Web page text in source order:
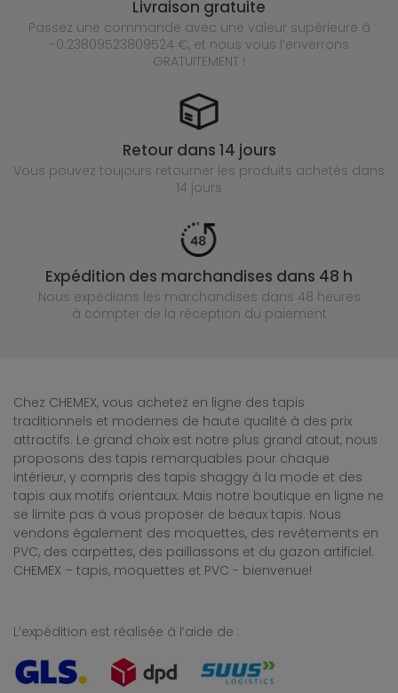
Livraison gratuite
Passez une commande avec une valeur supérieure à
-0.23809523809524 €, et nous vous l’enverrons
GRATUITEMENT !
Retour dans 14 jours
Vous pouvez toujours retourner les produits achetés dans
14 jours
Expédition des marchandises dans 48 h
Nous expédions les marchandises dans 48 heures
à compter de la réception du paiement
Chez CHEMEX, vous achetez en ligne des tapis
traditionnels et modernes de haute qualité à des prix
attractifs. Le grand choix est notre plus grand atout, nous
proposons des tapis remarquables pour chaque
intérieur, y compris des tapis shaggy à la mode et des
tapis aux motifs orientaux. Mais notre boutique en ligne ne
se limite pas à vous proposer de beaux tapis. Nous
vendons également des moquettes, des revêtements en
PVC, des carpettes, des paillassons et du gazon artificiel.
CHEMEX – tapis, moquettes et PVC - bienvenue!
L’expédition est réalisée à l’aide de :